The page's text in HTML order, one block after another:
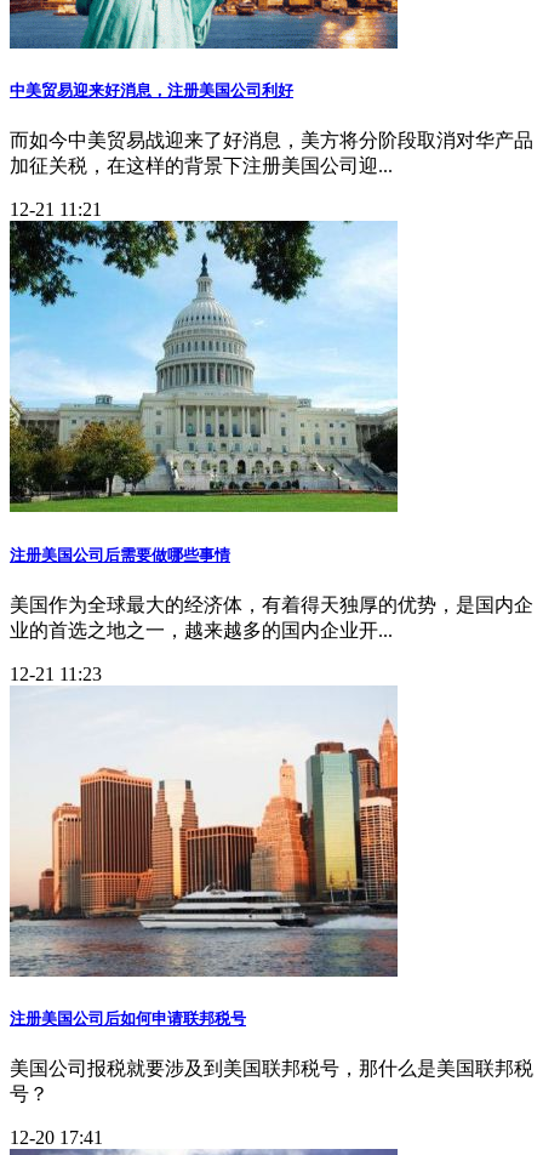
中美贸易迎来好消息，注册美国公司利好
而如今中美贸易战迎来了好消息，美方将分阶段取消对华产品
加征关税，在这样的背景下注册美国公司迎...
12-21 11:21
注册美国公司后需要做哪些事情
美国作为全球最大的经济体，有着得天独厚的优势，是国内企
业的首选之地之一，越来越多的国内企业开...
12-21 11:23
注册美国公司后如何申请联邦税号
美国公司报税就要涉及到美国联邦税号，那什么是美国联邦税
号？
12-20 17:41